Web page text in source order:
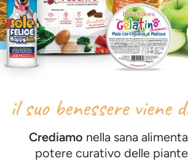
Crediamo nella sana
potere curativo delle